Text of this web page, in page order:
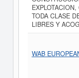
TODA CLASE
LIBRES Y
WAB